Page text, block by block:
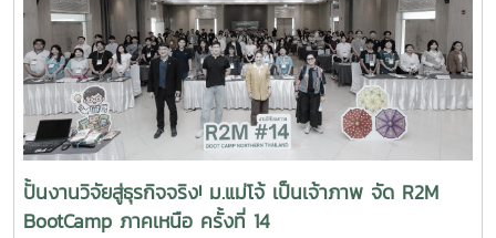
ลึกของผู้บริโภค การพัฒนาแนวคิดผลิตภัณฑ์ ไปจนถึงการใช้ AI
เพื่อเพิ่มประสิทธิภาพการทำงาน ลดระยะเวลาในการดำเนินงาน
และสนับสนุนการตัดสินใจเชิงกลยุทธ์ทางธุรกิจ หลักสูตรนี้นับเป็น
อีกหนึ่งก้าวสำคัญในการพัฒนากำลังคนด้านเทคโนโลยีและ
นวัตกรรม เพื่อยกระดับขีดความสามารถการแข่งขันของผู้
ประกอบการไทย และขับเคลื่อนอุตสาหกรรมอาหาร สุขภาพ และ
สมุนไพรสู่อนาคตอย่างยั่งยืน
ปั้นงานวิจัยสู่ธุรกิจจริง! ม.แม่โจ้ เป็นเจ้าภาพ จัด R2M
BootCamp ภาคเหนือ ครั้งที่ 14